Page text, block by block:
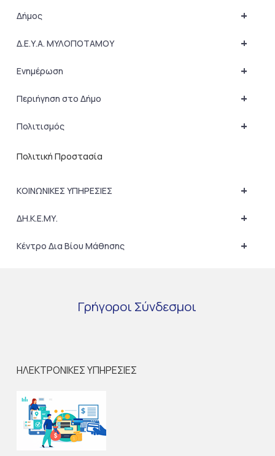
+
Δήμος
+
Δ.Ε.Υ.Α. ΜΥΛΟΠΟΤΑΜΟΥ
+
Ενημέρωση
+
Περιήγηση στο Δήμο
+
Πολιτισμός
Πολιτική Προστασία
+
ΚΟΙΝΩΝΙΚΕΣ ΥΠΗΡΕΣΙΕΣ
+
ΔΗ.Κ.Ε.ΜΥ.
+
Κέντρο Δια Βίου Μάθησης
Γρήγοροι Σύνδεσμοι
ΗΛΕΚΤΡΟΝΙΚΕΣ ΥΠΗΡΕΣΙΕΣ